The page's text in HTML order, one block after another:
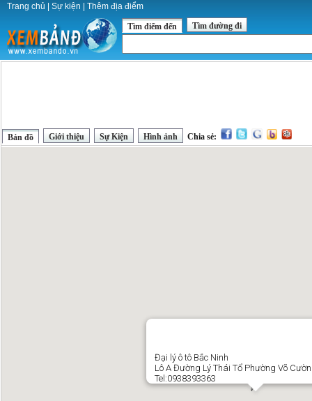
Trang chủ Sự kiện Thêm địa điểm
Tìm điểm đến Tìm đường đi
Bản đồ Giới thiệu Sự Kiện Hình ảnh Chia sẻ:
Đại lý ô tô Bắc Ninh
Lô A Đường Lý Thái Tổ Phường Võ
Tel:0938393363